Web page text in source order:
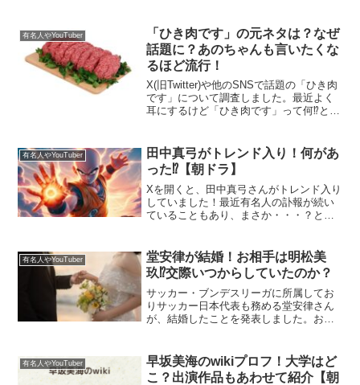
た「睡眠」について調査します！【柳沢
正史】質の良い睡眠をと...
有名人やYouTuber
「ひき肉です」の元ネタは？なぜ
話題に？あのちゃんも言いたくな
るほど流行！
X(旧Twitter)や他のSNSで話題の「ひき肉
です」について調査しました。最近よく
耳にするけど「ひき肉です」って何⁉と疑
YouTuberちょんまげ小僧というメンバー
の一人...
有名人やYouTuber
田中真弓がトレンド入り！何があ
った⁉【朝ドラ】
Xを開くと、田中真弓さんがトレンド入り
していました！最近有名人の訃報が続い
ていることもあり、まさか・・・？とお
でトレンド入りし、何があったのか調べ
ました。田中真弓さん...
有名人やYouTuber
堂安律が結婚！お相手は明松美
玖⁉交際いつからしていたのか？
サッカー・ブンデスリーガに所属してお
りサッカー日本代表も務める堂安律さん
が、結婚したことを発表しました。お相
いたのか調査しました。堂安律さんが結
婚！ドイツのブンデ...
有名人やYouTuber
早坂美海のwikiプロフ！大学はど
こ？出演作品もあわせて紹介【朝